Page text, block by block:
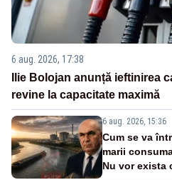
6 aug. 2026, 17:38
Ilie Bolojan anunță ieftinirea
revine la capacitate maximă
6 aug. 2026, 15:36
Cum se va
marii
Nu vor exista